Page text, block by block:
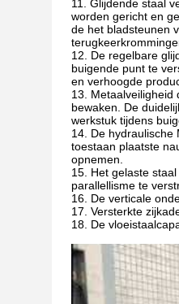
11. Glijdende staal
worden gericht en
de het bladsteunen
12. De regelbare
buigende punt te
en verhoogde
13. Metaalveiligheid
bewaken. De
werkstuk tijdens
14. De hydraulische
toestaan plaatste
opnemen.
15. Het gelaste
parallellisme te
16. De verticale
17. Versterkte
18. De